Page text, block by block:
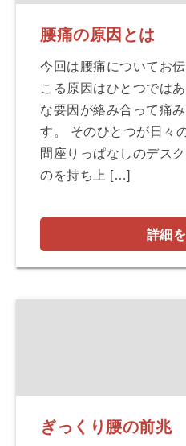
腰痛の原因とは
今回は腰痛についてお
こる原因はひとつでは
な要因が絡み合って痛
す。 そのひとつが日々
間座りっぱなしのデス
のを持ち上 […]
詳細
ぎっくり腰の前兆